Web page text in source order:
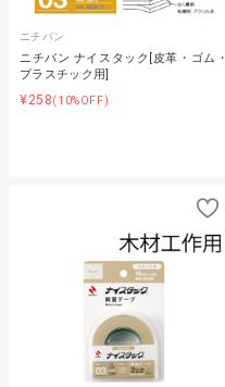
ニチバン
ニチバン ナイスタック[皮革・ゴム・
プラスチック用]
¥258(10%OFF)